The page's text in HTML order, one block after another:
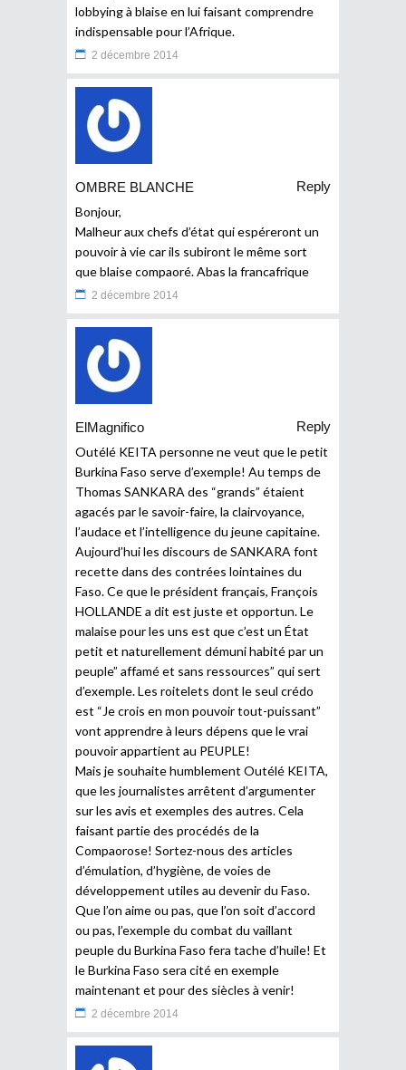
lobbying à blaise en lui faisant comprendre
indispensable pour l’Afrique.
2 décembre 2014
OMBRE BLANCHE
Reply
Bonjour,
Malheur aux chefs d’état qui espéreront un
pouvoir à vie car ils subiront le même sort
que blaise compaoré. Abas la francafrique
2 décembre 2014
ElMagnifico
Reply
Outélé KEITA personne ne veut que le petit
Burkina Faso serve d’exemple! Au temps de
Thomas SANKARA des “grands” étaient
agacés par le savoir-faire, la clairvoyance,
l’audace et l’intelligence du jeune capitaine.
Aujourd’hui les discours de SANKARA font
recette dans des contrées lointaines du
Faso. Ce que le président français, François
HOLLANDE a dit est juste et opportun. Le
malaise pour les uns est que c’est un État
petit et naturellement démuni habité par un
peuple” affamé et sans ressources” qui sert
d’exemple. Les roitelets dont le seul crédo
est “Je crois en mon pouvoir tout-puissant”
vont apprendre à leurs dépens que le vrai
pouvoir appartient au PEUPLE!
Mais je souhaite humblement Outélé KEITA,
que les journalistes arrêtent d’argumenter
sur les avis et exemples des autres. Cela
faisant partie des procédés de la
Compaorose! Sortez-nous des articles
d’émulation, d’hygiène, de voies de
développement utiles au devenir du Faso.
Que l’on aime ou pas, que l’on soit d’accord
ou pas, l’exemple du combat du vaillant
peuple du Burkina Faso fera tache d’huile! Et
le Burkina Faso sera cité en exemple
maintenant et pour des siècles à venir!
2 décembre 2014